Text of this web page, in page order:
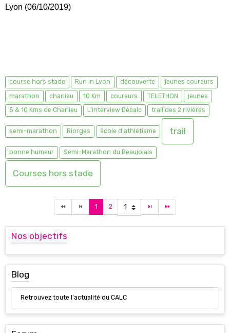
Lyon (06/10/2019)
course hors stade Run in Lyon découverte
jeunes coureurs
marathon
charlieu 10 Km coureurs TELETHON
jeunes
5 & 10 Kms de Charlieu
L'interview Décalc trail des 2 rivières
semi-marathon Riorges école d'athlétisme trail
bonne humeur Semi-Marathon du Beaujolais
Courses hors stade
1 2
Nos objectifs
Blog
Retrouvez toute l'actualité du CALC